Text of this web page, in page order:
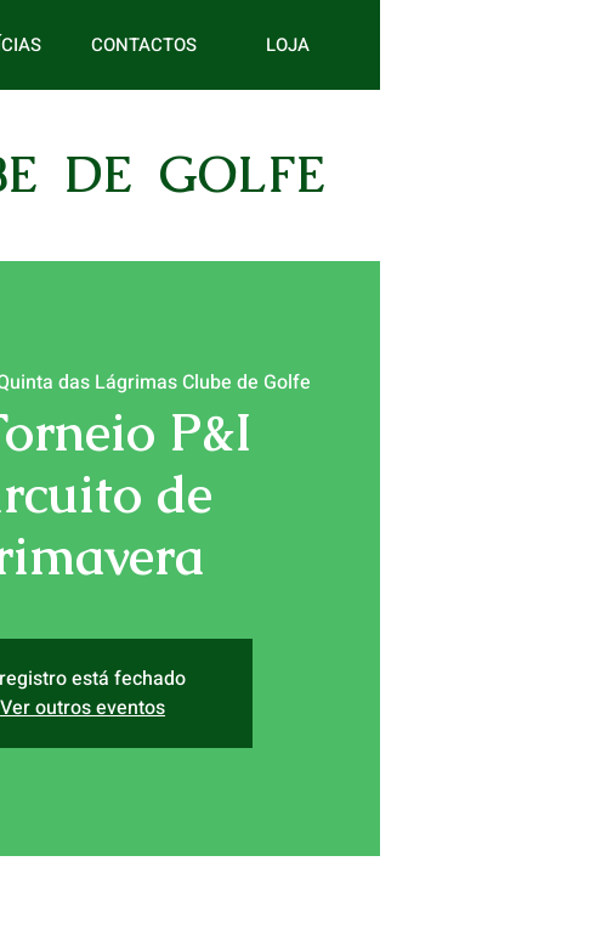
CONTACTOS LOJA
DE GOLFE
das Lágrimas Clube de Golfe
P&I
de
está fechado
Ver outros eventos